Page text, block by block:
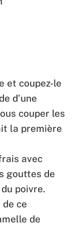
et coupez-le
d’une
couper les
la première
avec
gouttes de
poivre.
de ce
de